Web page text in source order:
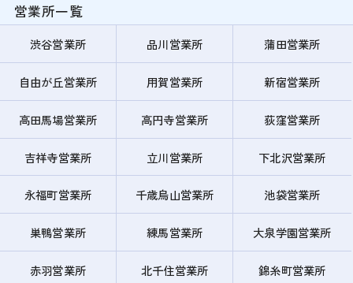
営業所一覧
渋谷営業所 品川営業所 蒲田営業所
自由が丘営業所 用賀営業所 新宿営業所
高田馬場営業所 高円寺営業所 荻窪営業所
吉祥寺営業所 立川営業所 下北沢営業所
永福町営業所 千歳烏山営業所 池袋営業所
巣鴨営業所 練馬営業所 大泉学園営業所
赤羽営業所 北千住営業所 錦糸町営業所